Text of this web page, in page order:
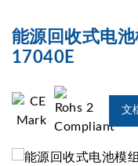
能源回收式电
17040E
文